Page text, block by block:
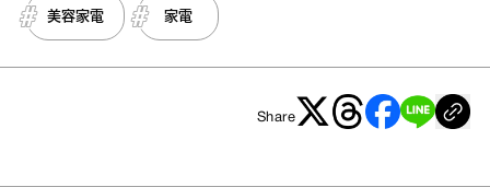
美容家電 家電
Share